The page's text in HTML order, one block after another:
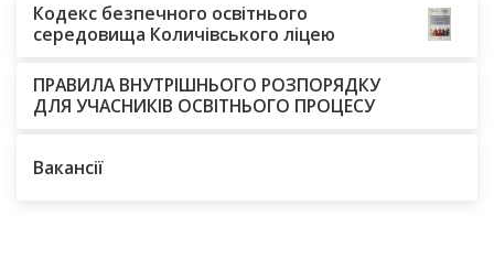
Кодекс безпечного освітнього
середовища Количівського ліцею
ПРАВИЛА ВНУТРІШНЬОГО РОЗПОРЯДКУ
ДЛЯ УЧАСНИКІВ ОСВІТНЬОГО ПРОЦЕСУ
Вакансії